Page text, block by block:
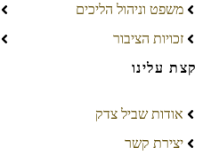
משפט וניהול הליכים
זכויות הציבור
קצת עלינו
אודות שביל צדק
יצירת קשר